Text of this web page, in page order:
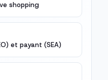
shopping
et payant (SEA)